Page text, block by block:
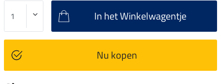
In het Winkelwagentje
Nu kopen